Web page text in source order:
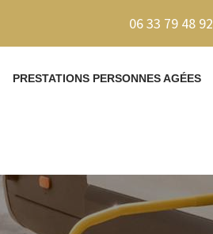
06 33 79 48 92
PRESTATIONS PERSONNES AGÉES